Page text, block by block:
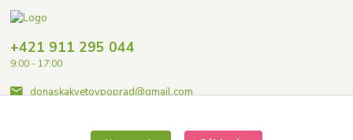
+421 911 295 044
9:00 - 17:00
donaskakvetovpoprad@gmail.com